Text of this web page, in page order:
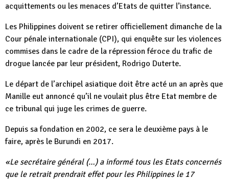
acquittements ou les menaces d’Etats de quitter l’instance.
Les Philippines doivent se retirer officiellement dimanche de la
Cour pénale internationale (CPI), qui enquête sur les violences
commises dans le cadre de la répression féroce du trafic de
drogue lancée par leur président, Rodrigo Duterte.
Le départ de l’archipel asiatique doit être acté un an après que
Manille eut annoncé qu’il ne voulait plus être Etat membre de
ce tribunal qui juge les crimes de guerre.
Depuis sa fondation en 2002, ce sera le deuxième pays à le
faire, après le Burundi en 2017.
«Le secrétaire général (…) a informé tous les Etats concernés
que le retrait prendrait effet pour les Philippines le 17